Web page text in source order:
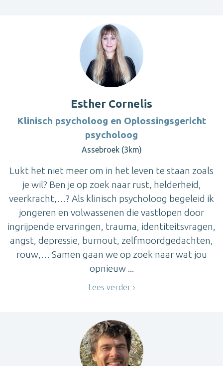
Esther Cornelis
Klinisch psycholoog en Oplossingsgericht
psycholoog
Assebroek (3km)
Lukt het niet meer om in het leven te staan zoals
je wil? Ben je op zoek naar rust, helderheid,
veerkracht,…? Als klinisch psycholoog begeleid ik
jongeren en volwassenen die vastlopen door
ingrijpende ervaringen, trauma, identiteitsvragen,
angst, depressie, burnout, zelfmoordgedachten,
rouw,… Samen gaan we op zoek naar wat jou
opnieuw ...
Lees verder